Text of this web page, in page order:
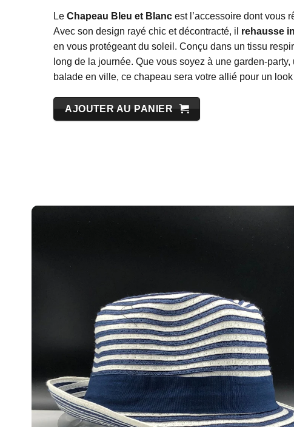
Le Chapeau Bleu et Blancest l’accessoire dont vous
Avec son design rayé chic et décontracté, il rehausse
en vous protégeant du soleil. Conçu dans un tissu
long de la journée. Que vous soyez à une garden-
balade en ville, ce chapeau sera votre allié pour un look
AJOUTER AU PANIER